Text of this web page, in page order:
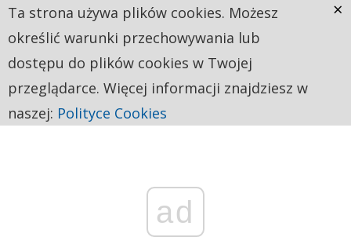
ad
Ta strona używa plików cookies. Możesz
określić warunki przechowywania lub
dostępu do plików cookies w Twojej
przeglądarce. Więcej informacji znajdziesz w
naszej: Polityce Cookies
×